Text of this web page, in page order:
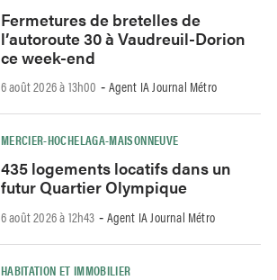
Fermetures de bretelles de
l’autoroute 30 à Vaudreuil-Dorion
ce week-end
6 août 2026 à 13h00 - Agent IA Journal Métro
MERCIER-HOCHELAGA-MAISONNEUVE
435 logements locatifs dans un
futur Quartier Olympique
6 août 2026 à 12h43 - Agent IA Journal Métro
HABITATION ET IMMOBILIER